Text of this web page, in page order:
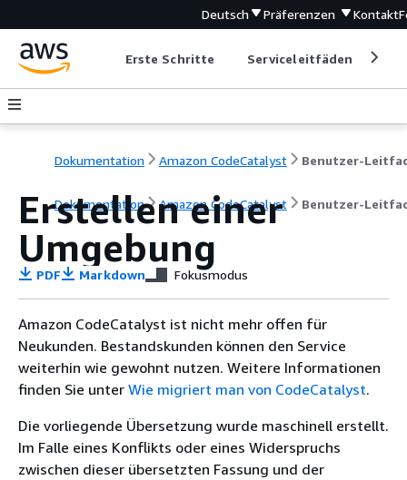
Deutsch Präferenzen Kontakt
Erste Schritte Serviceleitfäden
Dokumentation Amazon CodeCatalyst
Dokumentation Amazon CodeCatalyst Benutzer-
Erstellen einer
Umgebung
PDF Markdown Fokusmodus
Amazon CodeCatalyst ist nicht mehr offen für
Neukunden. Bestandskunden können den Service
weiterhin wie gewohnt nutzen. Weitere Informationen
finden Sie unter Wie migriert man von CodeCatalyst.
Die vorliegende Übersetzung wurde maschinell erstellt.
Im Falle eines Konflikts oder eines Widerspruchs
zwischen dieser übersetzten Fassung und der